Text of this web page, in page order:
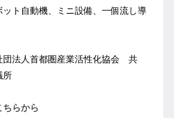
機、ミニ設備、一個流し導
団法人首都圏産業活性化協会 共
所
ちらから